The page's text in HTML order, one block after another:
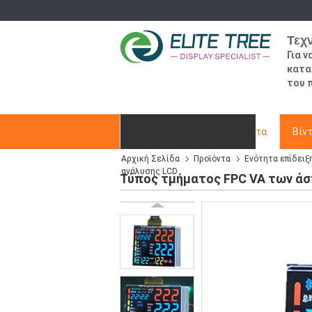
Για
του
Προϊόντα
Ζητήστε ένα απόσπασμα
Αρχική Σελίδα Προϊόντα
Ενότητα
ανάλυσης LCD
Τύπος τμήματος FPC VA των